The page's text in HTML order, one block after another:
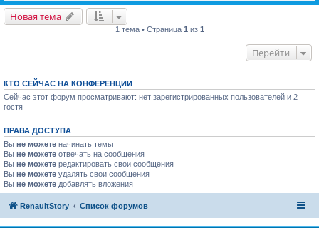
Новая тема
1 тема • Страница 1 из 1
Перейти
КТО СЕЙЧАС НА КОНФЕРЕНЦИИ
Сейчас этот форум просматривают: нет зарегистрированных пользователей и 2
гостя
ПРАВА ДОСТУПА
Вы не можете начинать темы
Вы не можете отвечать на сообщения
Вы не можете редактировать свои сообщения
Вы не можете удалять свои сообщения
Вы не можете добавлять вложения
RenaultStory Список форумов